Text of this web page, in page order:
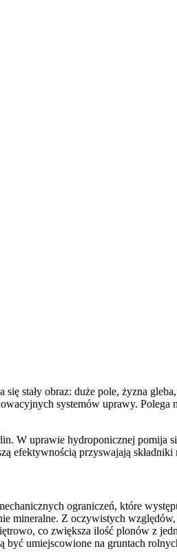
obraz: duże pole, żyzna
systemów uprawy. Polega
W uprawie hydroponicznej pomija
efektywnością przyswajają składniki
ograniczeń, które
mineralne. Z oczywistych
co zwiększa ilość plonów z
być umiejscowione na gruntach